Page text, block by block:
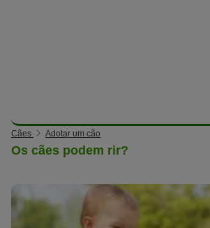
Cães Adotar um cão
Os cães podem rir?